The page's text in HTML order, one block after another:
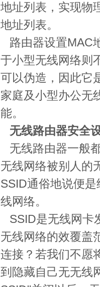
地址列表，实现物
地址列表。
路由器设置MAC
于小型无线网络则
可以伪造，因此它
家庭及小型办公无
能。
无线路由器安全
无线路由器一般
无线网络被别人的
SSID通俗地说便
线网络。
SSID是无线网卡
无线网络的效覆盖
连接？若我们不愿
到隐藏自己无无线